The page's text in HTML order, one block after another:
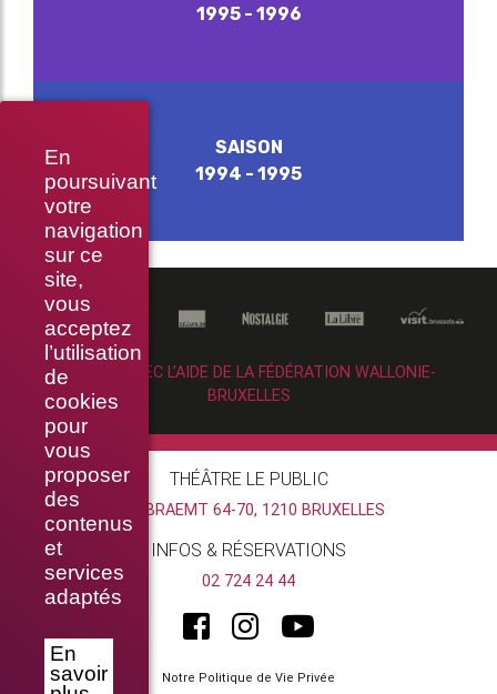
En
poursuivant
votre
navigation
sur ce
site,
vous
acceptez
l’utilisation
de
cookies
pour
vous
proposer
des
contenus
et
services
adaptés
En
savoir
1995 - 1996
SAISON
1994 - 1995
RÉALISÉ AVEC L’AIDE DE LA FÉDÉRATION WALLONIE-
BRUXELLES
THÉÂTRE LE PUBLIC
RUE BRAEMT 64-70, 1210 BRUXELLES
INFOS & RÉSERVATIONS
02 724 24 44
Notre Politique de Vie Privée